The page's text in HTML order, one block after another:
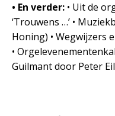
• En verder: • Uit de
‘Trouwens …’ •
Honing) • Wegwijzers
•
Guilmant door Peter